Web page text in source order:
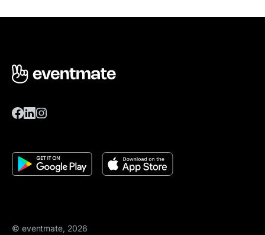
© eventmate, 2026